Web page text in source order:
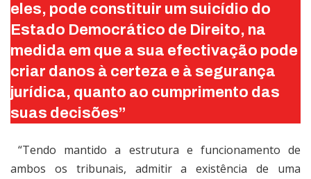
eles, pode constituir um suicídio do
Estado Democrático de Direito, na
medida em que a sua efectivação pode
criar danos à certeza e à segurança
jurídica, quanto ao cumprimento das
suas decisões”
“Tendo mantido a estrutura e funcionamento de
ambos os tribunais, admitir a existência de uma